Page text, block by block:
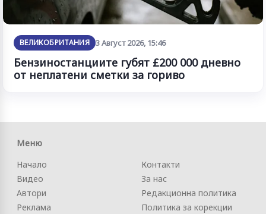
ВЕЛИКОБРИТАНИЯ 3 Август 2026, 15:46
Бензиностанциите губят £200 000 дневно
от неплатени сметки за гориво
Меню
Начало
Видео
Автори
Реклама
Контакти
За нас
Редакционна политика
Политика за корекции